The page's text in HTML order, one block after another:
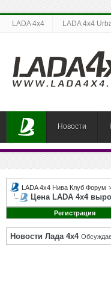
LADA 4x4 LADA 4x4
Новости
LADA 4x4 Нива Клуб Форум
Цена LADA 4x4
Регистрация
Новости Лада 4х4